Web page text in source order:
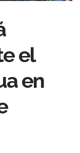
el
en